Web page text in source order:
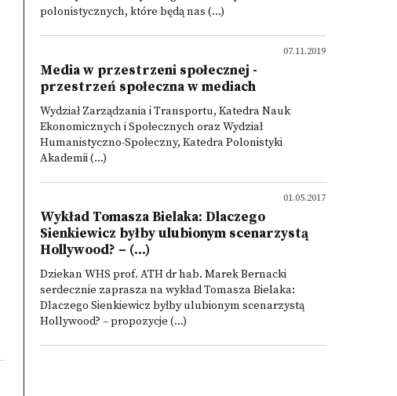
polonistycznych, które będą nas (...)
07.11.2019
Media w przestrzeni społecznej -
przestrzeń społeczna w mediach
Wydział Zarządzania i Transportu, Katedra Nauk
Ekonomicznych i Społecznych oraz Wydział
Humanistyczno-Społeczny, Katedra Polonistyki
Akademii (...)
01.05.2017
Wykład Tomasza Bielaka: Dlaczego
Sienkiewicz byłby ulubionym scenarzystą
Hollywood? – (...)
Dziekan WHS prof. ATH dr hab. Marek Bernacki
serdecznie zaprasza na wykład Tomasza Bielaka:
Dlaczego Sienkiewicz byłby ulubionym scenarzystą
Hollywood? – propozycje (...)